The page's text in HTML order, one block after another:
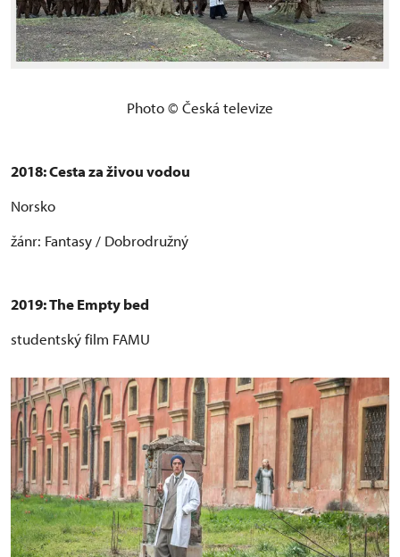
Photo © Česká televize
2018: Cesta za živou vodou
Norsko
žánr: Fantasy / Dobrodružný
2019:The Empty bed
studentský film FAMU